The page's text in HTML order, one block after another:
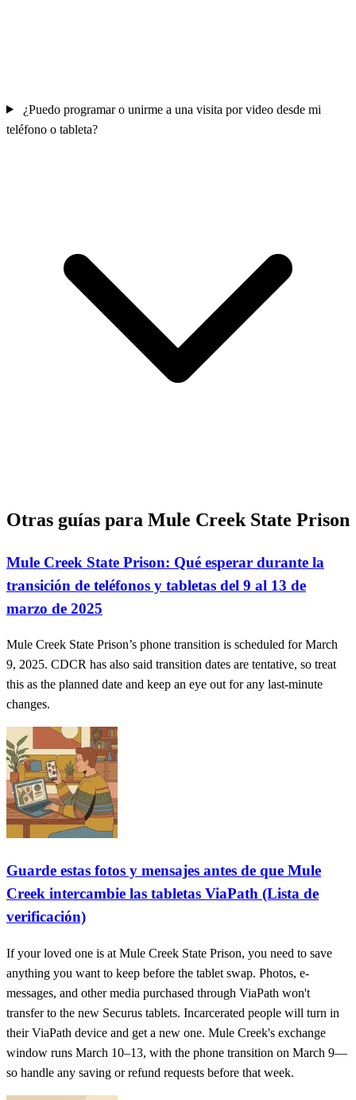
¿Puedo programar o unirme a una visita por video desde mi
teléfono o tableta?
Otras guías para Mule Creek State Prison
Mule Creek State Prison: Qué esperar durante la
transición de teléfonos y tabletas del 9 al 13 de
marzo de 2025
Mule Creek State Prison’s phone transition is scheduled for March
9, 2025. CDCR has also said transition dates are tentative, so treat
this as the planned date and keep an eye out for any last-minute
changes.
Guarde estas fotos y mensajes antes de que Mule
Creek intercambie las tabletas ViaPath (Lista de
verificación)
If your loved one is at Mule Creek State Prison, you need to save
anything you want to keep before the tablet swap. Photos, e-
messages, and other media purchased through ViaPath won't
transfer to the new Securus tablets. Incarcerated people will turn in
their ViaPath device and get a new one. Mule Creek's exchange
window runs March 10–13, with the phone transition on March 9—
so handle any saving or refund requests before that week.